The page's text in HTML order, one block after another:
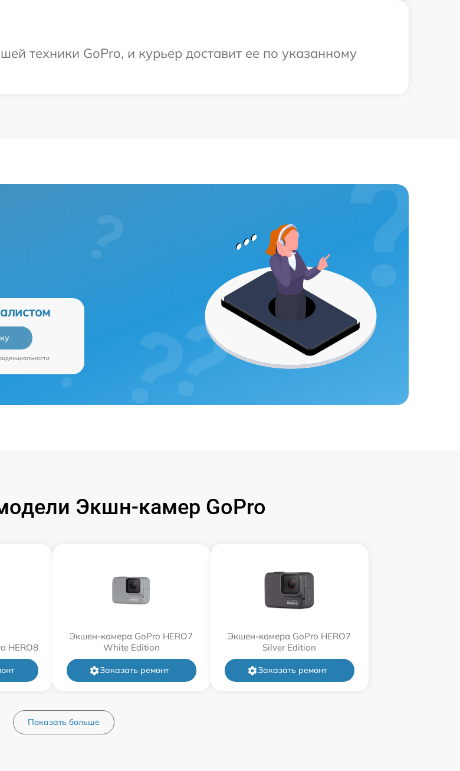
техники GoPro, и курьер доставит ее по указанному
Экшн-камер GoPro
HERO8
Экшен-камера GoPro HERO7
White Edition
Заказать ремонт
Экшен-камера GoPro HERO7
Silver Edition
Заказать ремонт
Показать больше